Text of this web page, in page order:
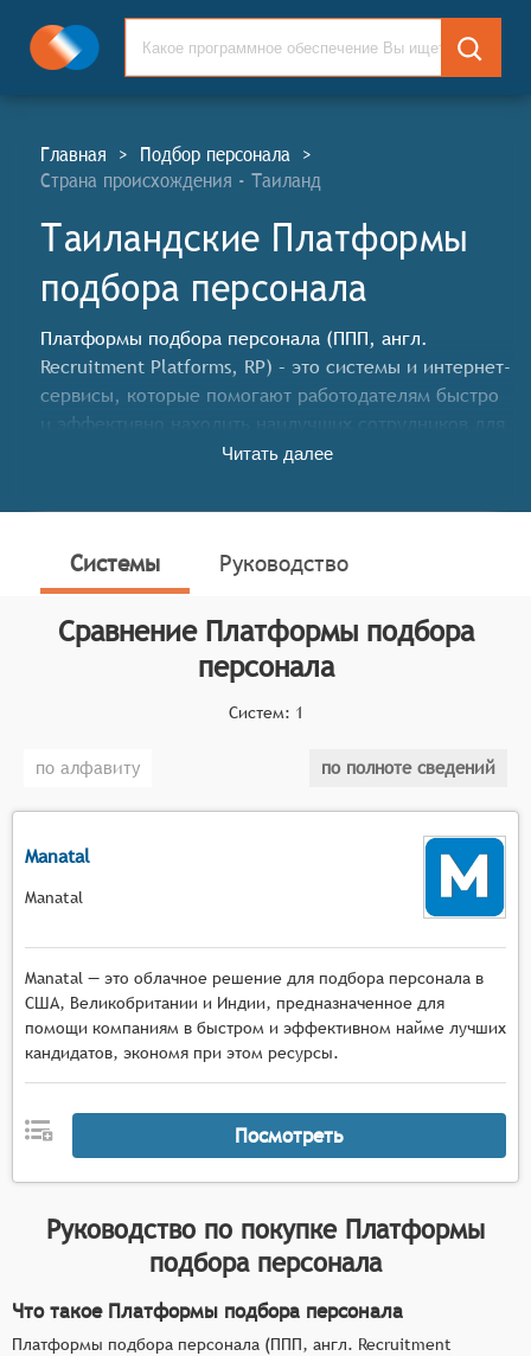
Главная > Подбор персонала >
Страна происхождения - Таиланд
Таиландские Платформы
подбора персонала
Платформы подбора персонала (ППП, англ.
Recruitment Platforms, RP) – это системы и интернет-
сервисы, которые помогают работодателям быстро
и эффективно находить наилучших сотрудников для
для систем. Для включения в категорию Платформ
подбора персонала программный продукт должен
возможностями:
Сбор и автоматическая обработка резюме:
программы подбора персонала должны иметь
резюме, чтобы автоматически отбирать
подбор кандидатов: программы должны иметь
возможность сравнивать профиль кандидата с
требованиями работодателя и автоматически
размещение вакансий: программа должна
иметь возможность управлять требованиями к
вакансиям, статусом вакансий и размещать
вакансии на различных сайтах поиска работы.
Тестирование и оценка кандидатов: программы
должны иметь возможность проводить
тестирование и оценку кандидатов, чтобы
Связь с кандидатами и собеседования:
программа должна иметь возможность
обеспечивать цифровую связь между
кандидатами и работодателями.
Читать далее
Системы Руководство
Сравнение Платформы подбора
персонала
Систем: 1
по алфавиту по полноте сведений
Manatal
Manatal
Manatal — это облачное решение для подбора персонала в
США, Великобритании и Индии, предназначенное для
помощи компаниям в быстром и эффективном найме лучших
кандидатов, экономя при этом ресурсы.
Посмотреть
Руководство по покупке Платформы
подбора персонала
Что такое Платформы подбора персонала
Платформы подбора персонала (ППП, англ. Recruitment